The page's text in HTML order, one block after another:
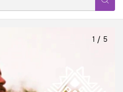
1 / 5